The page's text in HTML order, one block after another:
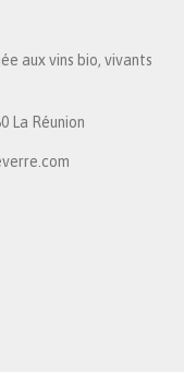
aux vins bio, vivants
La Réunion